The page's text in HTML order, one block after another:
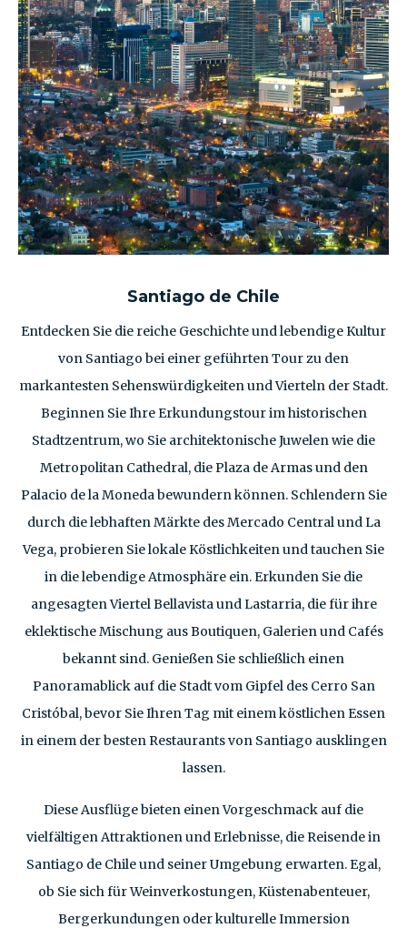
Santiago de Chile
Entdecken Sie die reiche Geschichte und lebendige Kultur
von Santiago bei einer geführten Tour zu den
markantesten Sehenswürdigkeiten und Vierteln der Stadt.
Beginnen Sie Ihre Erkundungstour im historischen
Stadtzentrum, wo Sie architektonische Juwelen wie die
Metropolitan Cathedral, die Plaza de Armas und den
Palacio de la Moneda bewundern können. Schlendern Sie
durch die lebhaften Märkte des Mercado Central und La
Vega, probieren Sie lokale Köstlichkeiten und tauchen Sie
in die lebendige Atmosphäre ein. Erkunden Sie die
angesagten Viertel Bellavista und Lastarria, die für ihre
eklektische Mischung aus Boutiquen, Galerien und Cafés
bekannt sind. Genießen Sie schließlich einen
Panoramablick auf die Stadt vom Gipfel des Cerro San
Cristóbal, bevor Sie Ihren Tag mit einem köstlichen Essen
in einem der besten Restaurants von Santiago ausklingen
lassen.
Diese Ausflüge bieten einen Vorgeschmack auf die
vielfältigen Attraktionen und Erlebnisse, die Reisende in
Santiago de Chile und seiner Umgebung erwarten. Egal,
ob Sie sich für Weinverkostungen, Küstenabenteuer,
Bergerkundungen oder kulturelle Immersion